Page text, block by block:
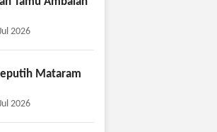
2026
Mataram
2026